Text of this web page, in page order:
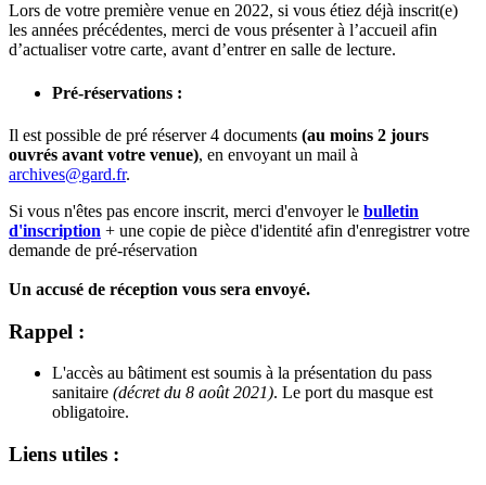
Lors de votre première venue en 2022, si vous étiez déjà inscrit(e)
les années précédentes, merci de vous présenter à l’accueil afin
d’actualiser votre carte, avant d’entrer en salle de lecture.
Pré-réservations :
Il est possible de pré réserver 4 documents (au moins 2 jours
ouvrés avant votre venue), en envoyant un mail à
archives@gard.fr.
Si vous n'êtes pas encore inscrit, merci d'envoyer le bulletin
d'inscription + une copie de pièce d'identité afin d'enregistrer votre
demande de pré-réservation
Un accusé de réception vous sera envoyé.
Rappel :
L'accès au bâtiment est soumis à la présentation du pass
sanitaire (décret du 8 août 2021). Le port du masque est
obligatoire.
Liens utiles :